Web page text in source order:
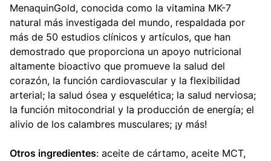
MenaquinGold, conocida como la vitamina MK-7
natural más investigada del mundo, respaldada por
más de 50 estudios clínicos y artículos, que han
demostrado que proporciona un apoyo nutricional
altamente bioactivo que promueve la salud del
corazón, la función cardiovascular y la flexibilidad
arterial; la salud ósea y esquelética; la salud nerviosa;
la función mitocondrial y la producción de energía; el
alivio de los calambres musculares; ¡y más!
Otros ingredientes: aceite de cártamo, aceite MCT,